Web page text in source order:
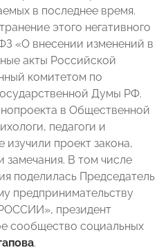
в последнее время.
этого негативного
«О внесении изменений в
акты Российской
комитетом по
Думы РФ.
в Общественной
педагоги и
проект закона,
замечания. В том числе
поделилась Председатель
предпринимательству
президент
сообщество социальных
.